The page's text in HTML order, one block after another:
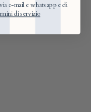
e-mail e whatsapp e di
di servizio